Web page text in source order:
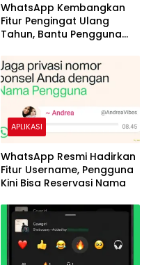
WhatsApp Kembangkan
Fitur Pengingat Ulang
Tahun, Bantu Pengguna
APLIKASI
WhatsApp Resmi Hadirkan
Fitur Username, Pengguna
Kini Bisa Reservasi Nama